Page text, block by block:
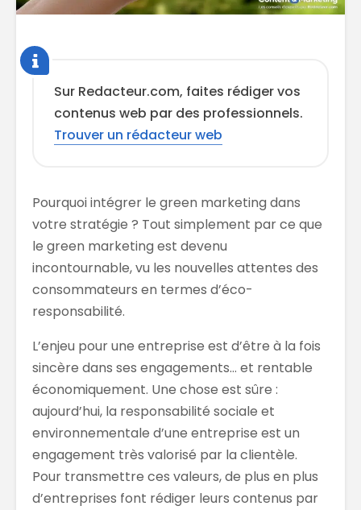
Sur Redacteur.com, faites rédiger vos
contenus web par des professionnels.
Trouver un rédacteur web
Pourquoi intégrer le green marketing dans
votre stratégie ? Tout simplement par ce que
le green marketing est devenu
incontournable, vu les nouvelles attentes des
consommateurs en termes d’éco-
responsabilité.
L’enjeu pour une entreprise est d’être à la fois
sincère dans ses engagements… et rentable
économiquement. Une chose est sûre :
aujourd’hui, la responsabilité sociale et
environnementale d’une entreprise est un
engagement très valorisé par la clientèle.
Pour transmettre ces valeurs, de plus en plus
d’entreprises font rédiger leurs contenus par